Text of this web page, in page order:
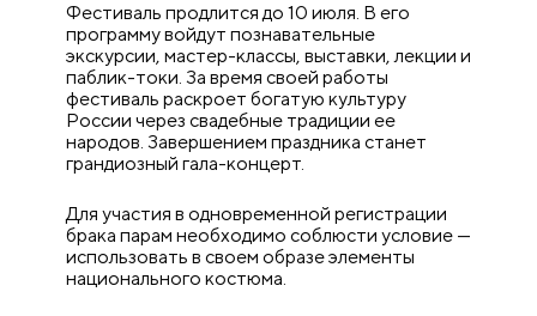
Фестиваль продлится до 10 июля. В его
программу войдут познавательные
экскурсии, мастер-классы, выставки, лекции и
паблик-токи. За время своей работы
фестиваль раскроет богатую культуру
России через свадебные традиции ее
народов. Завершением праздника станет
грандиозный гала-концерт.
Для участия в одновременной регистрации
брака парам необходимо соблюсти условие —
использовать в своем образе элементы
национального костюма.